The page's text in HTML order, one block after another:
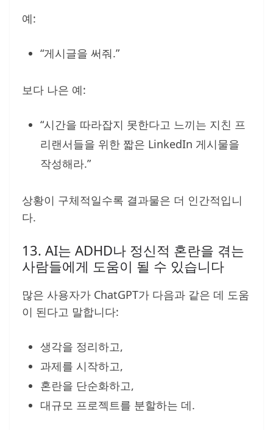
예:
“게시글을 써줘.”
보다 나은 예:
“시간을 따라잡지 못한다고 느끼는 지친 프
리랜서들을 위한 짧은 LinkedIn 게시물을
작성해라.”
상황이 구체적일수록 결과물은 더 인간적입니
다.
13. AI는 ADHD나 정신적 혼란을 겪는
사람들에게 도움이 될 수 있습니다
많은 사용자가 ChatGPT가 다음과 같은 데 도움
이 된다고 말합니다:
생각을 정리하고,
과제를 시작하고,
혼란을 단순화하고,
대규모 프로젝트를 분할하는 데.